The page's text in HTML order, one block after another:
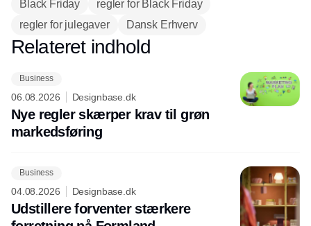
Black Friday
regler for Black Friday
regler for julegaver
Dansk Erhverv
Annonce
Relateret indhold
Business
06.08.2026 Designbase.dk
Nye regler skærper krav til grøn
markedsføring
Business
04.08.2026 Designbase.dk
Udstillere forventer stærkere